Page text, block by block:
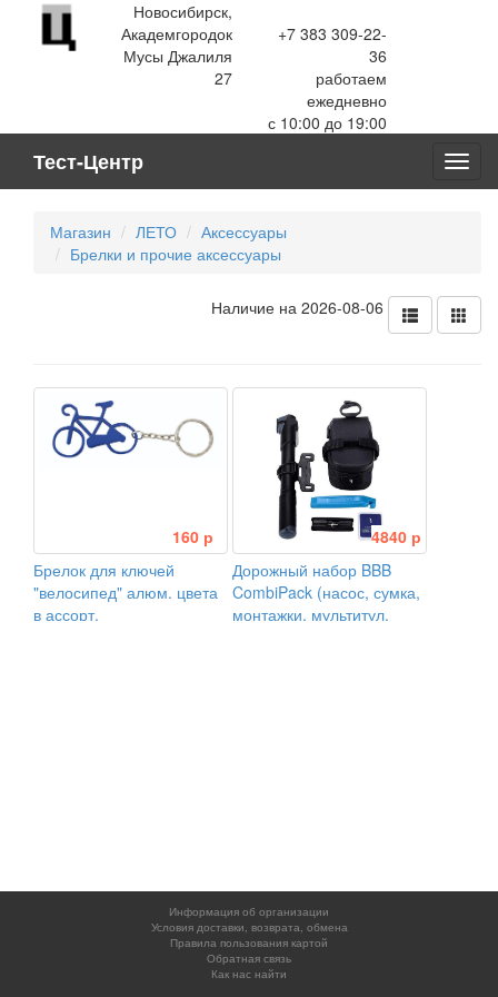
Новосибирск,
Академгородок
Мусы Джалиля
27
+7 383 309-22-
36
работаем
ежедневно
с 10:00 до 19:00
Тест-Центр
Магазин ЛЕТО
Аксессуары
Брелки и прочие аксессуары
Наличие на 2026-08-06
160 р
Брелок для ключей
"велосипед" алюм. цвета
в ассорт.
4840 р
Дорожный набор BBB
CombiPack (насос, сумка,
монтажки, мультитул,
Информация об организации
Условия доставки, возврата, обмена
Правила пользования картой
Обратная связь
Как нас найти